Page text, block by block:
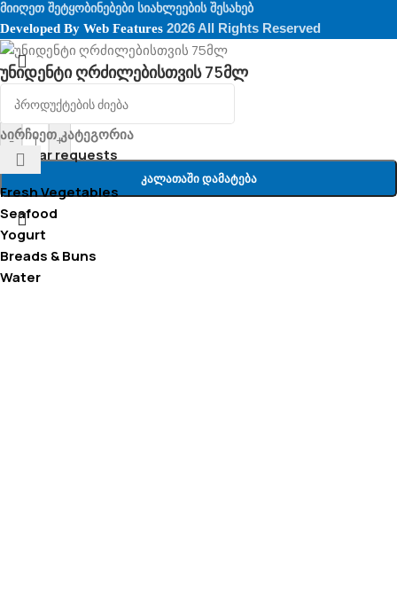
მიიღეთ შეტყობინებები სიახლეების შესახებ
Developed By Web Features 2026 All Rights Reserved
აირჩიეთ კატეგორია
Popular requests
Fresh Vegetables
Seafood
Yogurt
Breads & Buns
Water
უნიდენტი ღრძილებისთვის 75მლ
35.00₾
- +
Კალათაში Დამატება